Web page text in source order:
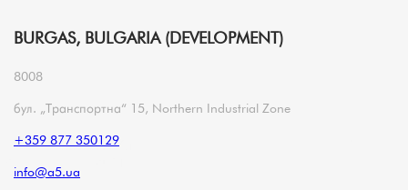
BURGAS, BULGARIA (DEVELOPMENT)
8008
бул. „Транспортна“ 15, Northern Industrial Zone
+359 877 350129
info@a5.ua